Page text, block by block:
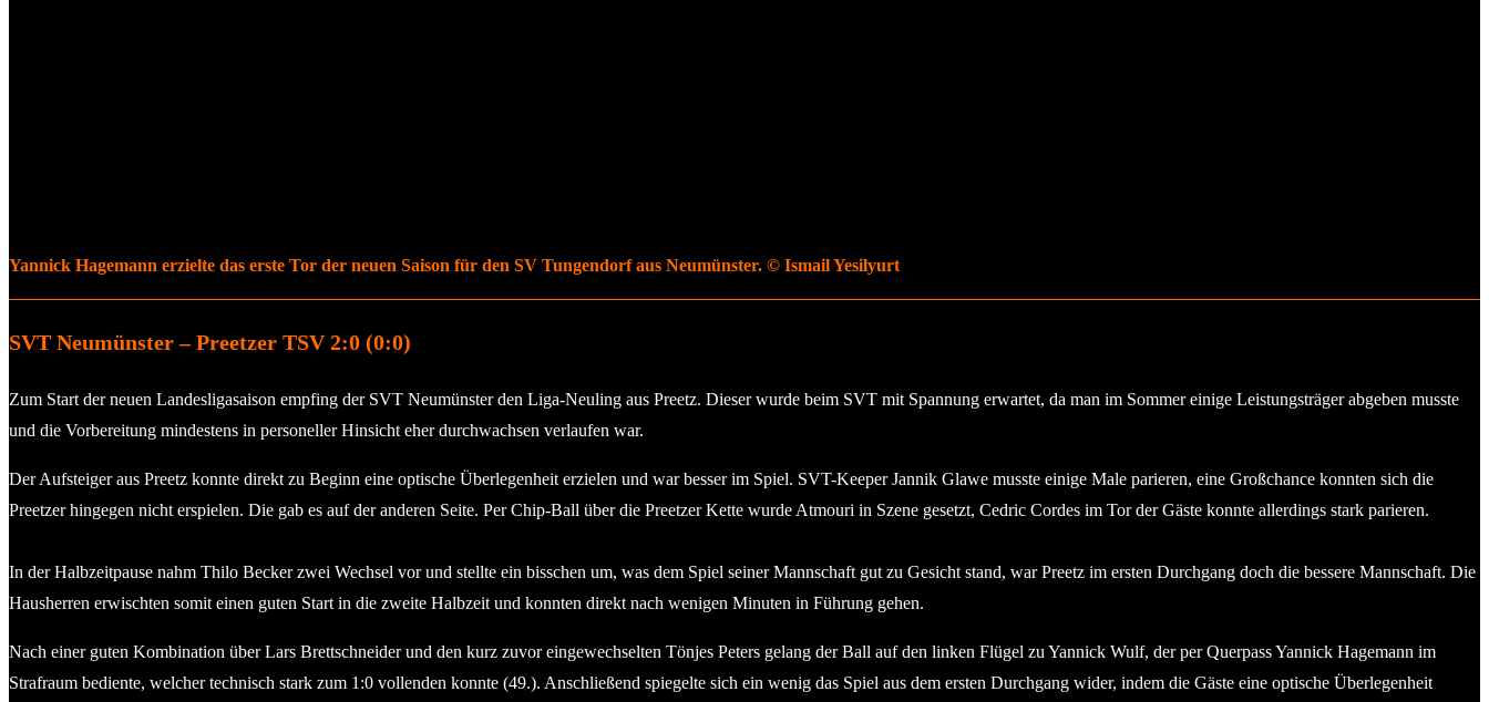
Yannick Hagemann erzielte das erste Tor der neuen Saison für den SV Tungendorf aus Neumünster. © Ismail Yesilyurt
SVT Neumünster – Preetzer TSV 2:0 (0:0)
Zum Start der neuen Landesligasaison empfing der SVT Neumünster den Liga-Neuling aus Preetz. Dieser wurde beim SVT mit Spannung erwartet, da man im Sommer einige Leistungsträger abgeben musste
und die Vorbereitung mindestens in personeller Hinsicht eher durchwachsen verlaufen war.
Der Aufsteiger aus Preetz konnte direkt zu Beginn eine optische Überlegenheit erzielen und war besser im Spiel. SVT-Keeper Jannik Glawe musste einige Male parieren, eine Großchance konnten sich die
Preetzer hingegen nicht erspielen. Die gab es auf der anderen Seite. Per Chip-Ball über die Preetzer Kette wurde Atmouri in Szene gesetzt, Cedric Cordes im Tor der Gäste konnte allerdings stark parieren.
In der Halbzeitpause nahm Thilo Becker zwei Wechsel vor und stellte ein bisschen um, was dem Spiel seiner Mannschaft gut zu Gesicht stand, war Preetz im ersten Durchgang doch die bessere Mannschaft. Die
Hausherren erwischten somit einen guten Start in die zweite Halbzeit und konnten direkt nach wenigen Minuten in Führung gehen.
Nach einer guten Kombination über Lars Brettschneider und den kurz zuvor eingewechselten Tönjes Peters gelang der Ball auf den linken Flügel zu Yannick Wulf, der per Querpass Yannick Hagemann im
Strafraum bediente, welcher technisch stark zum 1:0 vollenden konnte (49.). Anschließend spiegelte sich ein wenig das Spiel aus dem ersten Durchgang wider, indem die Gäste eine optische Überlegenheit